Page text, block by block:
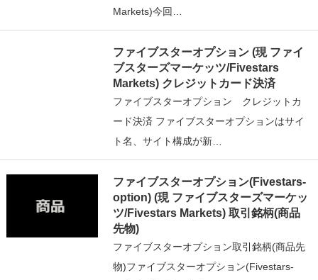
Markets)今回…
ファイブスターオプション (現 ファイ
ブスターズマーケッツ/Fivestars
Markets) クレジットカード決済
ファイブスターオプション クレジットカ
ード決済 ファイブスターオプションはサイ
ト名、サイト構成が新…
ファイブスターオプション(Fivestars-
option) (現 ファイブスターズマーケッ
ツ/Fivestars Markets) 取引銘柄(商品
先物)
ファイブスターオプション取引銘柄(商品先
物)ファイブスターオプション(Fivestars-